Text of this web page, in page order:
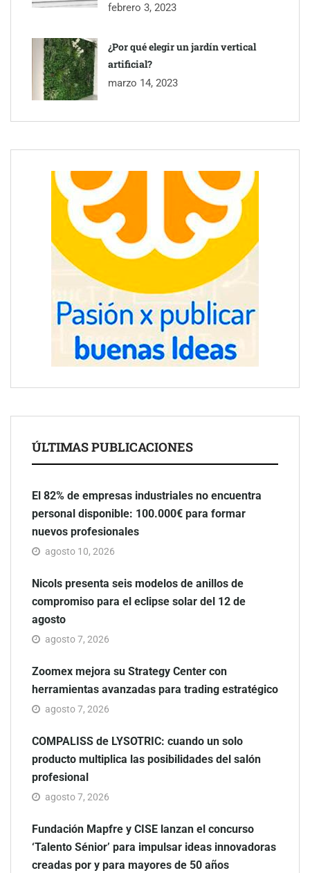
febrero 3, 2023
¿Por qué elegir un jardín vertical
artificial?
marzo 14, 2023
ÚLTIMAS PUBLICACIONES
El 82% de empresas industriales no encuentra
personal disponible: 100.000€ para formar
nuevos profesionales
agosto 10, 2026
Nicols presenta seis modelos de anillos de
compromiso para el eclipse solar del 12 de
agosto
agosto 7, 2026
Zoomex mejora su Strategy Center con
herramientas avanzadas para trading estratégico
agosto 7, 2026
COMPALISS de LYSOTRIC: cuando un solo
producto multiplica las posibilidades del salón
profesional
agosto 7, 2026
Fundación Mapfre y CISE lanzan el concurso
‘Talento Sénior’ para impulsar ideas innovadoras
creadas por y para mayores de 50 años